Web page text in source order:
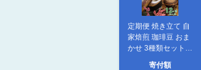
定期便 焼き立て 自
家焙煎 珈琲豆 おま
かせ 3種類セット
12ヶ月コース
寄付額